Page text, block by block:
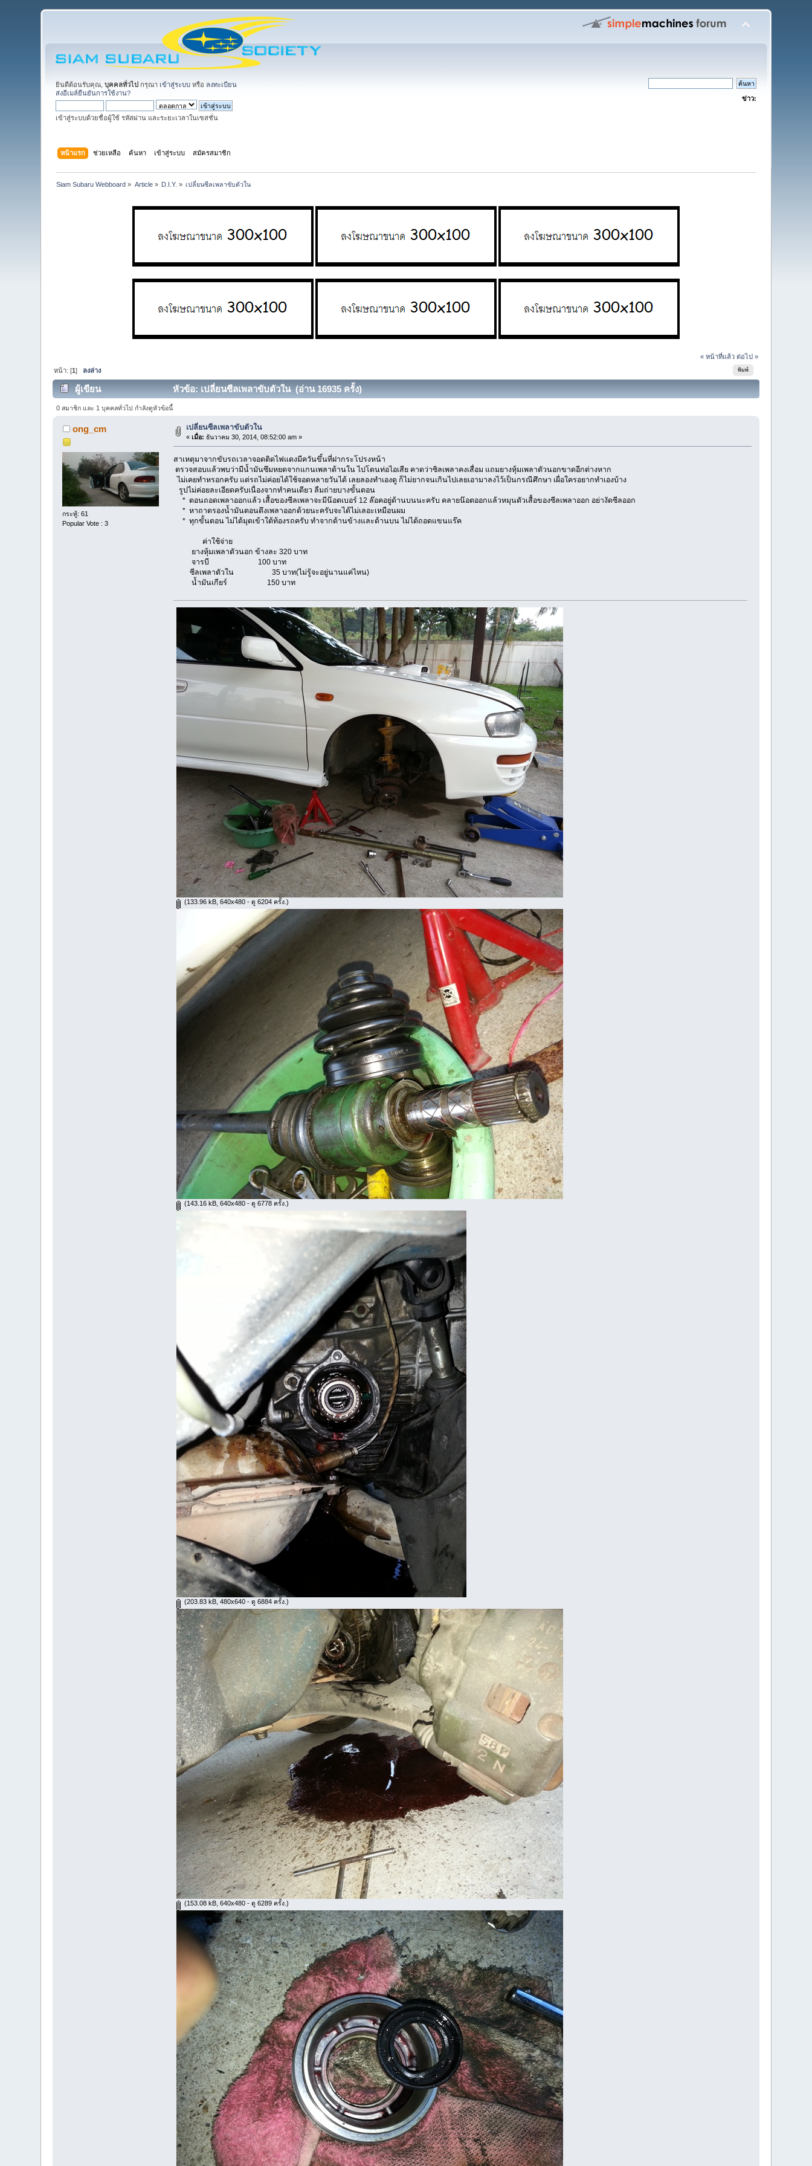
ยินดีต้อนรับคุณ,บุคคลทั่วไป กรุณา เข้าสู่ระบบ หรือ ลงทะเบียน
ส่งอีเมล์ยืนยันการใช้งาน?
เข้าสู่ระบบด้วยชื่อผู้ใช้ รหัสผ่าน และระยะเวลาในเซสชั่น
ข่าว:
หน้าแรก ช่วยเหลือ ค้นหา เข้าสู่ระบบ สมัครสมาชิก
Siam Subaru Webboard » Article» D.I.Y. » เปลี่ยนซีลเพลาขับตัวใน
« หน้าที่แล้ว ต่อไป »
พิมพ์
หน้า: [1] ลงล่าง
ผู้เขียน หัวข้อ: เปลี่ยนซีลเพลาขับตัวใน (อ่าน 16935 ครั้ง)
0 สมาชิก และ 1 บุคคลทั่วไป กำลังดูหัวข้อนี้
ong_cm
กระทู้: 61
Popular Vote : 3
เปลี่ยนซีลเพลาขับตัวใน
«เมื่อ: ธันวาคม 30, 2014, 08:52:00 am »
สาเหตุมาจากขับรถเวลาจอดติดไฟแดงมีควันขึ้นที่ฝากระโปรงหน้า
ตรวจสอบแล้วพบว่ามีน้ำมันซึมหยดจากแกนเพลาด้านใน ไปโดนท่อไอเสีย คาดว่าซิลเพลาคงเสื่อม แถมยางหุ้มเพลาตัวนอกขาดอีกต่างหาก
ไม่เคยทำหรอกครับ แต่รถไม่ค่อยได้ใช้จอดหลายวันได้ เลยลองทำเองดู ก็ไม่ยากจนเกินไปเลยเอามาลงไว้เป็นกรณีศึกษา เผื่อใครอยากทำเองบ้าง
รูปไม่ค่อยละเอียดครับเนื่องจากทำคนเดียว ลืมถ่ายบางขั้นตอน
* ตอนถอดเพลาออกแล้ว เสื้อของซีลเพลาจะมีน๊อตเบอร์ 12 ล๊อคอยู่ด้านบนนะครับ คลายน๊อตออกแล้วหมุนตัวเสื้อของซีลเพลาออก อย่างัดซีลออก
* หาถาดรองน้ำมันตอนดึงเพลาออกด้วยนะครับจะได้ไม่เลอะเหมือนผม
* ทุกขั้นตอน ไม่ได้มุดเข้าใต้ท้องรถครับ ทำจากด้านข้างและด้านบน ไม่ได้ถอดแขนแร๊ค
ค่าใช้จ่าย
ยางหุ้มเพลาตัวนอก ข้างละ 320 บาท
จารบี 100 บาท
ซีลเพลาตัวใน 35 บาท(ไม่รู้จะอยู่นานแค่ไหน)
น้ำมันเกียร์ 150 บาท
(133.96 kB, 640x480 - ดู 6204 ครั้ง.)
(143.16 kB, 640x480 - ดู 6778 ครั้ง.)
(203.83 kB, 480x640 - ดู 6884 ครั้ง.)
(153.08 kB, 640x480 - ดู 6289 ครั้ง.)